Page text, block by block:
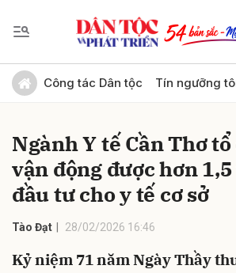
Công tác Dân tộc Tín ngưỡng
Ngành Y tế Cần Thơ
vận động được hơn
đầu tư cho y tế cơ sở
Tào Đạt 28/02/2026 16:46
Kỷ niệm 71 năm Ngày Thầy
Gửi bình luận